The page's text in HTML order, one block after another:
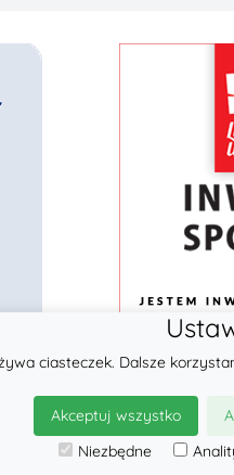
© 2026
ciasteczek. Dalsze
Akceptuj wszystko
Niezbędne